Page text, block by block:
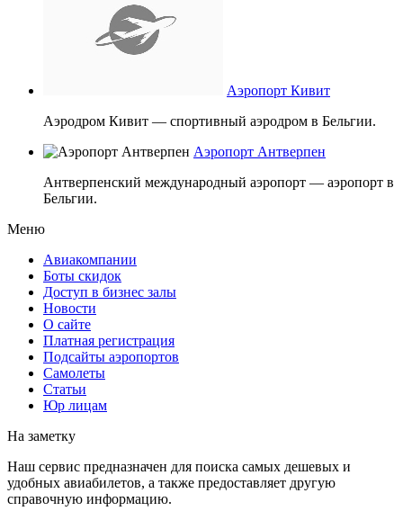
Аэропорт Кивит
Аэродром Кивит — спортивный аэродром в Бельгии.
Аэропорт Антверпен
Антверпенский международный аэропорт — аэропорт в
Бельгии.
Меню
Авиакомпании
Боты скидок
Доступ в бизнес залы
Новости
О сайте
Платная регистрация
Подсайты аэропортов
Самолеты
Статьи
Юр лицам
На заметку
Наш сервис предназначен для поиска самых дешевых и
удобных авиабилетов, а также предоставляет другую
справочную информацию.